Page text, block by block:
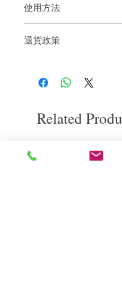
使用方法
洗頭後，將護髮素搽上髮尾
退貨政策
到我們的產品後的前7天內
Related
deep repair